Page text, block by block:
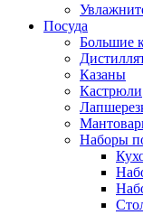
Посуда
Большие
Казаны
Кастрюли
Наборы